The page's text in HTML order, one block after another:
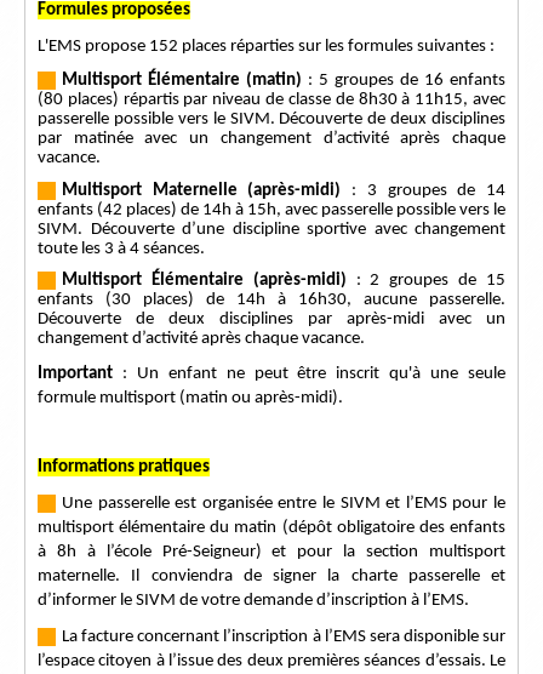
Formules proposées
L'EMS propose 152 places réparties sur les formules suivantes :
Multisport Élémentaire (matin) : 5 groupes de 16 enfants
(80 places) répartis par niveau de classe de 8h30 à 11h15, avec
passerelle possible vers le SIVM. Découverte de deux disciplines
par matinée avec un changement d’activité après chaque
vacance.
Multisport Maternelle (après-midi) : 3 groupes de 14
enfants (42 places) de 14h à 15h, avec passerelle possible vers le
SIVM. Découverte d’une discipline sportive avec changement
toute les 3 à 4 séances.
Multisport Élémentaire (après-midi) : 2 groupes de 15
enfants (30 places) de 14h à 16h30, aucune passerelle.
Découverte de deux disciplines par après-midi avec un
changement d’activité après chaque vacance.
Important : Un enfant ne peut être inscrit qu'à une seule
formule multisport (matin ou après-midi).
Informations pratiques
Une passerelle est organisée entre le SIVM et l’EMS pour le
multisport élémentaire du matin (dépôt obligatoire des enfants
à 8h à l’école Pré-Seigneur) et pour la section multisport
maternelle. Il conviendra de signer la charte passerelle et
d’informer le SIVM de votre demande d’inscription à l’EMS.
La facture concernant l’inscription à l’EMS sera disponible sur
l’espace citoyen à l’issue des deux premières séances d’essais. Le